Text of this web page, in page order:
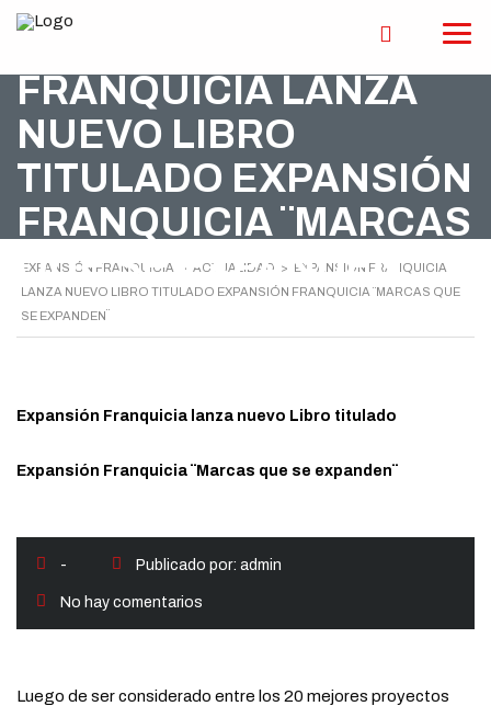
FRANQUICIA LANZA
NUEVO LIBRO
TITULADO EXPANSIÓN
FRANQUICIA ¨MARCAS
QUE SE EXPANDEN¨
EXPANSIÓN FRANQUICIA > ACTUALIDAD > EXPANSIÓN FRANQUICIA
LANZA NUEVO LIBRO TITULADO EXPANSIÓN FRANQUICIA ¨MARCAS QUE
SE EXPANDEN¨
Expansión Franquicia lanza nuevo Libro titulado
Expansión Franquicia ¨Marcas que se expanden¨
- Publicado por: admin
No hay comentarios
Luego de ser considerado entre los 20 mejores proyectos